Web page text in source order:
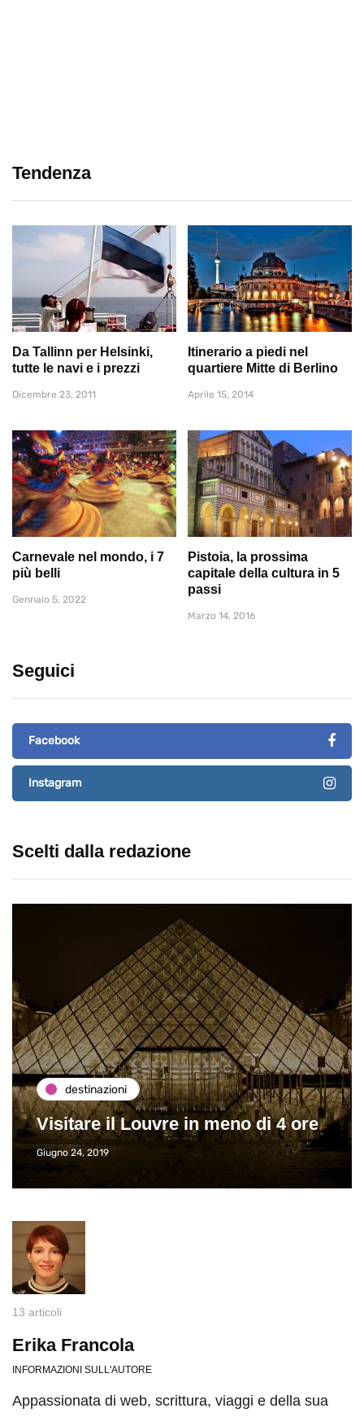
Tendenza
Da Tallinn per Helsinki,
tutte le navi e i prezzi
Dicembre 23, 2011
Itinerario a piedi nel
quartiere Mitte di Berlino
Aprile 15, 2014
Carnevale nel mondo, i 7
più belli
Gennaio 5, 2022
Pistoia, la prossima
capitale della cultura in 5
passi
Marzo 14, 2016
Seguici
Facebook
Instagram
Scelti dalla redazione
destinazioni
Visitare il Louvre in meno di 4 ore
Giugno 24, 2019
13 articoli
Erika Francola
INFORMAZIONI SULL'AUTORE
Appassionata di web, scrittura, viaggi e della sua